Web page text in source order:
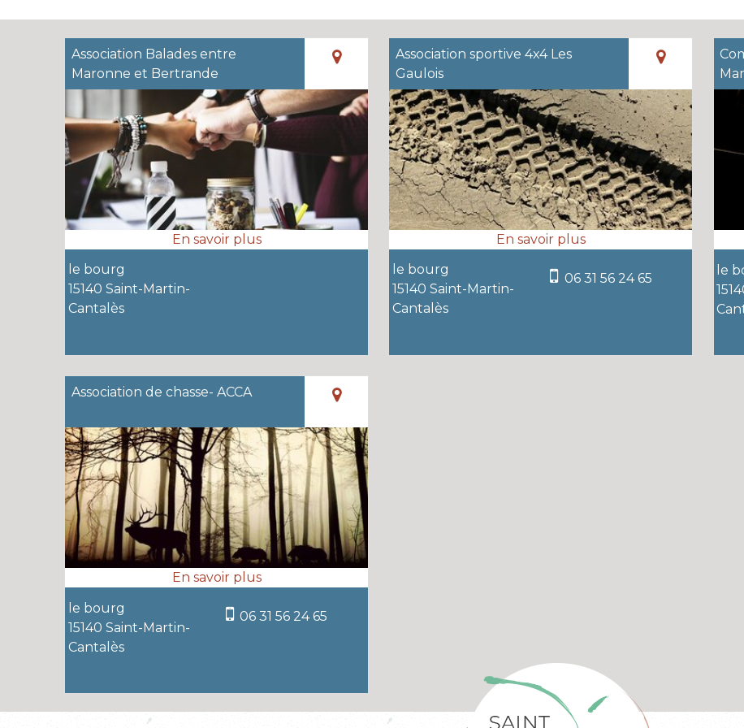
Association Balades entre
Maronne et Bertrande
le bourg
15140 Saint-Martin-
Cantalès
Association sportive 4x4 Les
Gaulois
le bourg
15140 Saint-Martin-
Cantalès
06 31 56 24 65
le
Association de chasse- ACCA
le bourg
15140 Saint-Martin-
Cantalès
06 31 56 24 65